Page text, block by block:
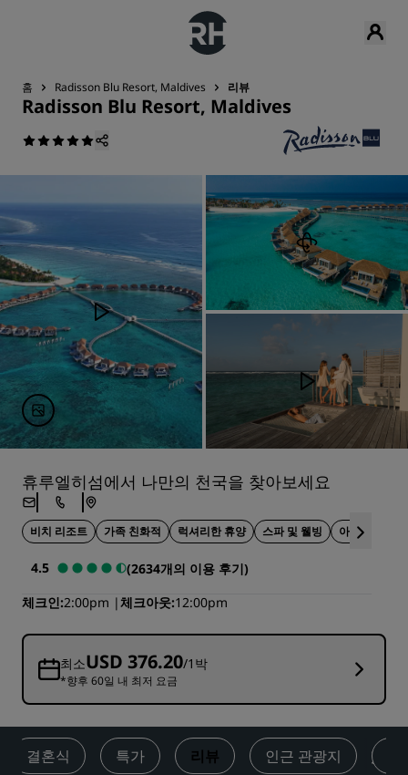
홈 Radisson Blu Resort, Maldives 리뷰
Radisson Blu Resort, Maldives
휴루엘히섬에서 나만의 천국을 찾아보세요
비치 리조트 가족 친화적 럭셔리한 휴양 스파 및 웰빙 아웃도어 액
4.5
(2634개의 이용 후기)
체크인 2:00pm 체크아웃 12:00pm
최소USD 376.20/1박
*향후 60일 내 최저 요금
결혼식 특가 리뷰 인근 관광지